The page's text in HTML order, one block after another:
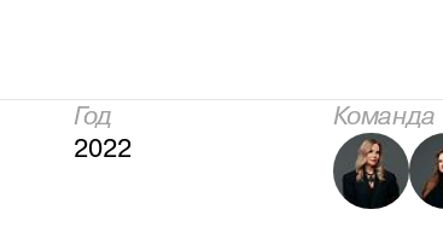
Год
2022
Команда